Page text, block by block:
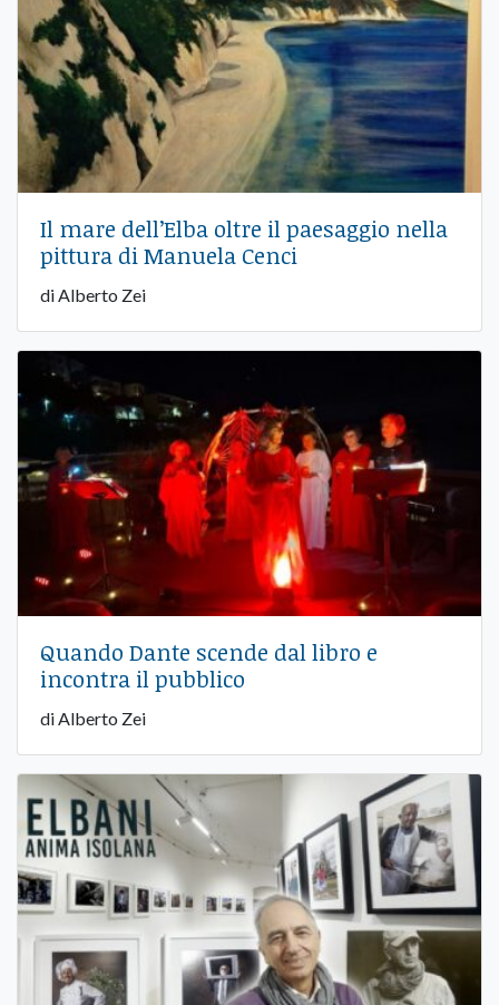
Il mare dell’Elba oltre il paesaggio nella
pittura di Manuela Cenci
di Alberto Zei
Quando Dante scende dal libro e
incontra il pubblico
di Alberto Zei